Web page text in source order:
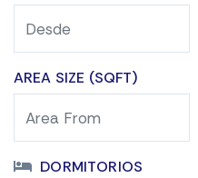
AREA SIZE (SQFT)
DORMITORIOS